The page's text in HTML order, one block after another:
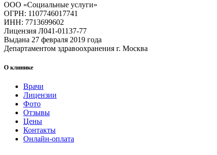
ООО «Социальные услуги»
ОГРН: 1107746017741
ИНН: 7713699602
Лицензия Л041-01137-77
Выдана 27 февраля 2019 года
Департаментом здравоохранения г. Москва
О клинике
Врачи
Лицензии
Фото
Отзывы
Цены
Контакты
Онлайн-оплата